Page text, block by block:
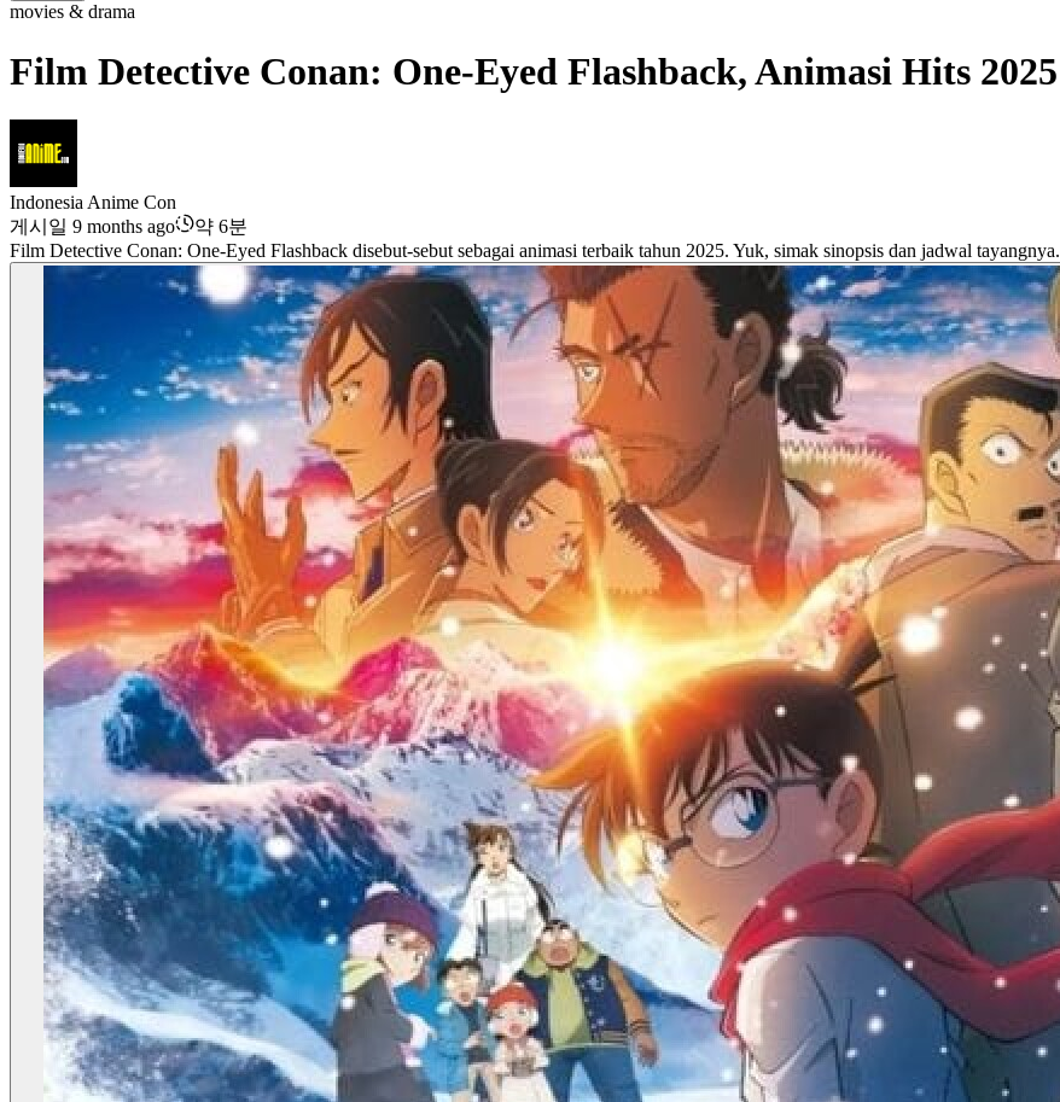
movies & drama
Film Detective Conan: One-Eyed Flashback, Animasi Hits 2025
Indonesia Anime Con
게시일 9 months ago
약 6분
Film Detective Conan: One-Eyed Flashback disebut-sebut sebagai animasi terbaik tahun 2025. Yuk, simak sinopsis dan jadwal tayangnya.